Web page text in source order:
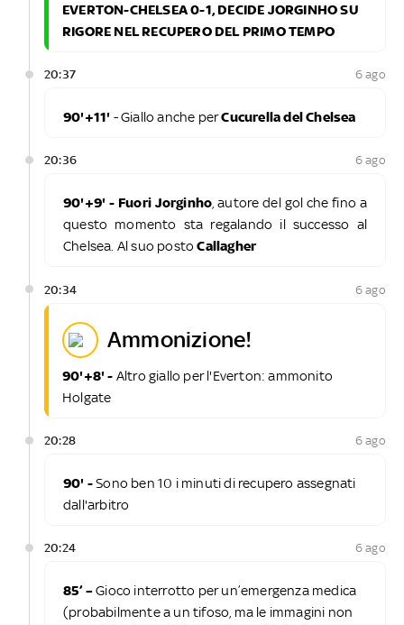
EVERTON-CHELSEA 0-1, DECIDE JORGINHO SU
RIGORE NEL RECUPERO DEL PRIMO TEMPO
20:37 6 ago
90'+11' - Giallo anche perCucurella del Chelsea
20:36 6 ago
90'+9' - Fuori Jorginho , autore del gol che fino a
questo momento sta regalando il successo al
Chelsea. Al suo posto Callagher
20:34 6 ago
ammonizione!
90'+8' - Altro giallo per l'Everton: ammonito
Holgate
20:28 6 ago
90' -Sono ben 10 i minuti di recupero assegnati
dall'arbitro
20:24 6 ago
85’ –Gioco interrotto per un’emergenza medica
(probabilmente a un tifoso, ma le immagini non